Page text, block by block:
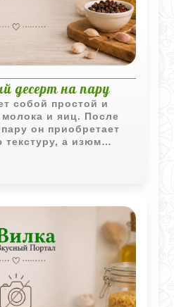
десерт на пару
собой простой и
и яиц. После
он приобретает
а изюм
сладость и аромат.